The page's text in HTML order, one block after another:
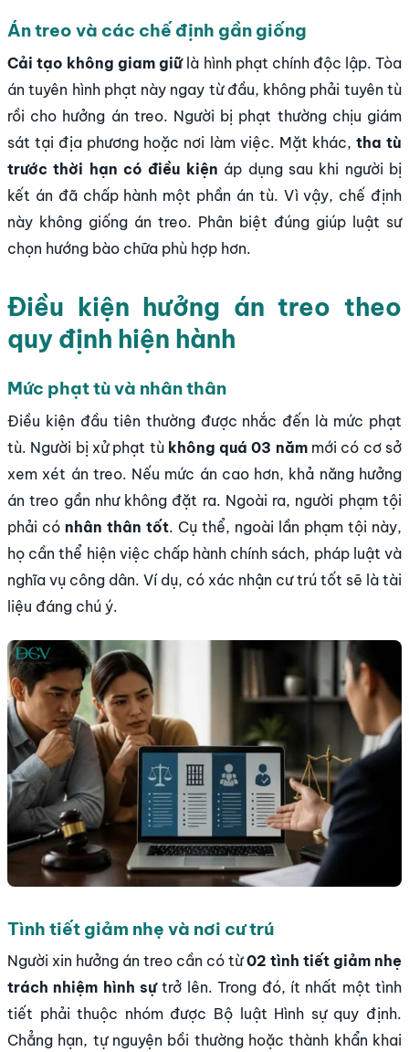
Án treo và các chế định gần giống
Cải tạo không giam giữlà hình phạt chính độc lập. Tòa
án tuyên hình phạt này ngay từ đầu, không phải tuyên tù
rồi cho hưởng án treo. Người bị phạt thường chịu giám
sát tại địa phương hoặc nơi làm việc. Mặt khác, tha tù
trước thời hạn có điều kiện áp dụng sau khi người bị
kết án đã chấp hành một phần án tù. Vì vậy, chế định
này không giống án treo. Phân biệt đúng giúp luật sư
chọn hướng bào chữa phù hợp hơn.
Điều kiện hưởng án treo theo
quy định hiện hành
Mức phạt tù và nhân thân
Điều kiện đầu tiên thường được nhắc đến là mức phạt
tù. Người bị xử phạt tù không quá 03 nămmới có cơ sở
xem xét án treo. Nếu mức án cao hơn, khả năng hưởng
án treo gần như không đặt ra. Ngoài ra, người phạm tội
phải có nhân thân tốt. Cụ thể, ngoài lần phạm tội này,
họ cần thể hiện việc chấp hành chính sách, pháp luật và
nghĩa vụ công dân. Ví dụ, có xác nhận cư trú tốt sẽ là tài
liệu đáng chú ý.
Tình tiết giảm nhẹ và nơi cư trú
Người xin hưởng án treo cần có từ02 tình tiết giảm nhẹ
trách nhiệm hình sựtrở lên. Trong đó, ít nhất một tình
tiết phải thuộc nhóm được Bộ luật Hình sự quy định.
Chẳng hạn, tự nguyện bồi thường hoặc thành khẩn khai